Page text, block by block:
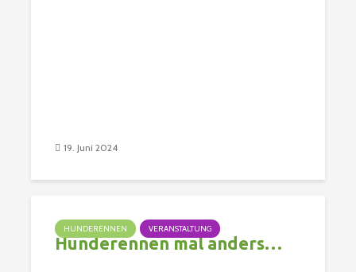
19. Juni 2024
HUNDERENNEN VERANSTALTUNG
Hunderennen mal anders…